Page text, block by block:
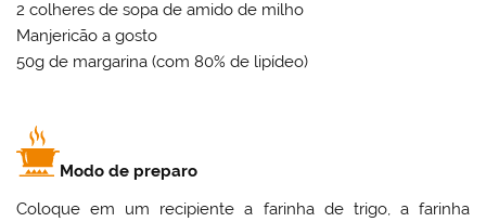
2 colheres de sopa de amido de milho
Manjericão a gosto
50g de margarina (com 80% de lipídeo)
Modo de preparo
Coloque em um recipiente a farinha de trigo, a farinha